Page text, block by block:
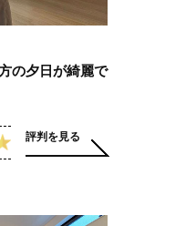
の夕日が綺麗で
評判を見る